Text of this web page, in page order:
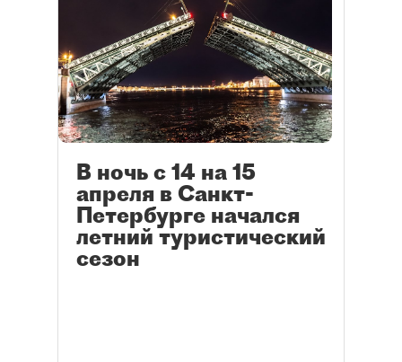
В ночь с 14 на 15
апреля в Санкт-
Петербурге начался
летний туристический
сезон